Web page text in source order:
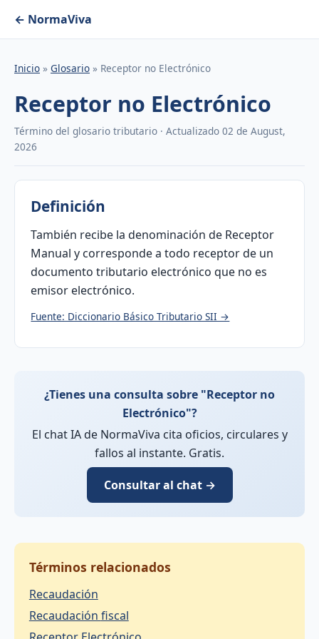
← NormaViva
Inicio » Glosario » Receptor no Electrónico
Receptor no Electrónico
Término del glosario tributario · Actualizado 02 de August,
2026
Definición
También recibe la denominación de Receptor
Manual y corresponde a todo receptor de un
documento tributario electrónico que no es
emisor electrónico.
Fuente: Diccionario Básico Tributario SII →
¿Tienes una consulta sobre "Receptor no
Electrónico"?
El chat IA de NormaViva cita oficios, circulares y
fallos al instante. Gratis.
Consultar al chat →
Términos relacionados
Recaudación
Recaudación fiscal